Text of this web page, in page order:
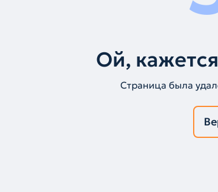
Ой,
Страница была